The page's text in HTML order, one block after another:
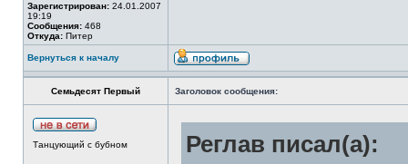
Зарегистрирован: 24.01.2007
19:19
Сообщения: 468
Откуда: Питер
Вернуться к началу
Семьдесят Первый Заголовок сообщения:
Танцующий с бубном Реглав писал(а):